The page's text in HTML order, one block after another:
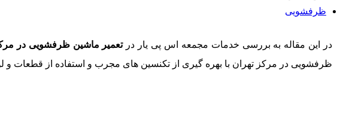
ظرفشویی
در این مقاله به بررسی خدمات مجمعه اس پی یار درتعمیر ماشین ظرفشویی در
ظرفشویی در مرکز تهران با بهره گیری از تکنسین های مجرب و استفاده از قطعات و